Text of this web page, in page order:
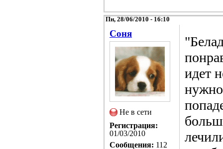
Пн, 28/06/2010 - 16:10
Соня
Не в сети
Регистрация:
01/03/2010
Сообщения: 112
идет
нужно